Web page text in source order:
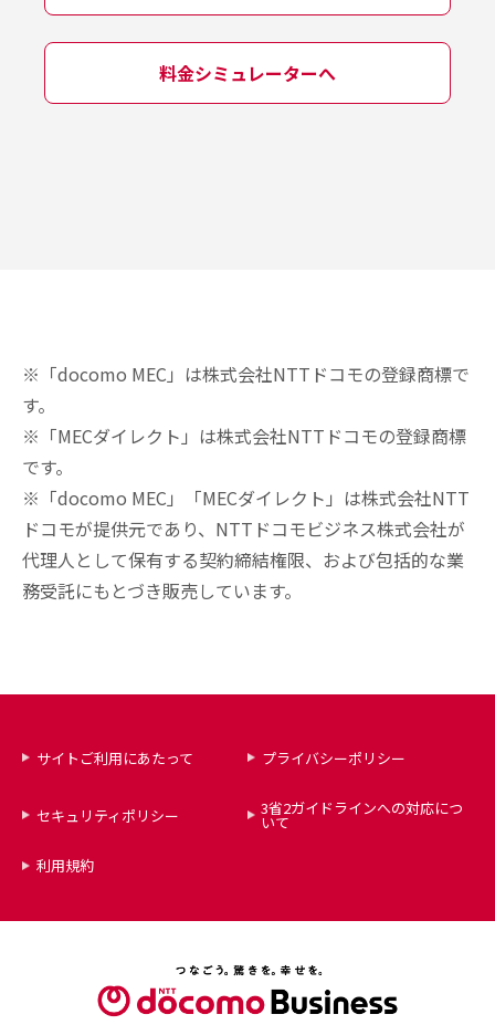
料金シミュレーターへ
※「docomo MEC」は株式会社NTTドコモの登録商標で
す。
※「MECダイレクト」は株式会社NTTドコモの登録商標
です。
※「docomo MEC」「MECダイレクト」は株式会社NTT
ドコモが提供元であり、NTTドコモビジネス株式会社が
代理人として保有する契約締結権限、および包括的な業
務受託にもとづき販売しています。
サイトご利用にあたって プライバシーポリシー
セキュリティポリシー 3省2ガイドラインへの対応につ
いて
利用規約